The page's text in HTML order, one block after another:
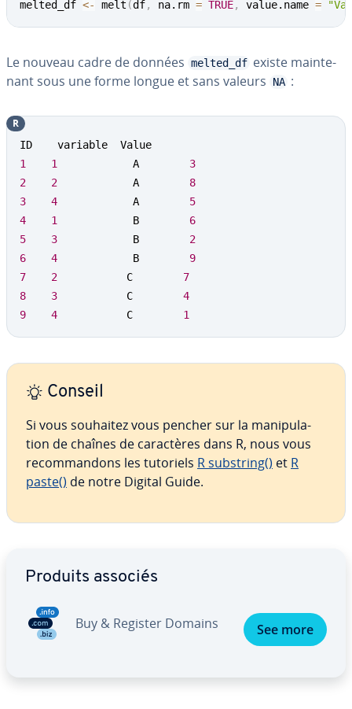
melted_df <- melt (df, na.rm = TRUE, value.name =
Le nouveau cadre de données melted_df existe main­te­
nant sous une forme longue et sans valeurs
NA :
1
1
            A
3
2
2
            A
8
3
4
            A
5
4
1
            B
6
5
3
            B
2
6
4
            B
9
7
2
           C
7
8
3
           C
4
9
4
           C
1
R
Conseil
Si vous souhaitez vous pencher sur la ma­ni­pu­la­
tion de chaînes de ca­rac­tères dans R, nous vous
re­com­man­dons les tutoriels R substring() et R
paste() de notre Digital Guide.
Produits associés
Buy & Register Domains See more